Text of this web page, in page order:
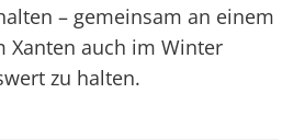
– gemeinsam an einem
Xanten auch im Winter
zu halten.